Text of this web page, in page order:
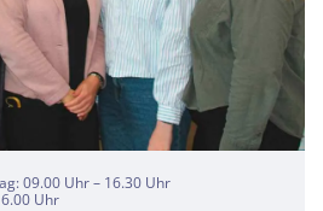
09.00 Uhr – 16.30 Uhr
Uhr